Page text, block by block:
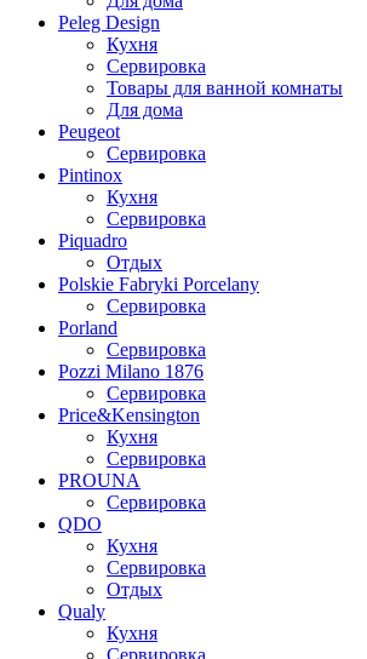
Peleg Design
Кухня
Сервировка
Товары для ванной комнаты
Для дома
Peugeot
Сервировка
Pintinox
Кухня
Сервировка
Piquadro
Отдых
Polskie Fabryki Porcelany
Сервировка
Porland
Сервировка
Pozzi Milano 1876
Сервировка
Price&Kensington
Кухня
Сервировка
PROUNA
Сервировка
QDO
Кухня
Сервировка
Отдых
Qualy
Кухня